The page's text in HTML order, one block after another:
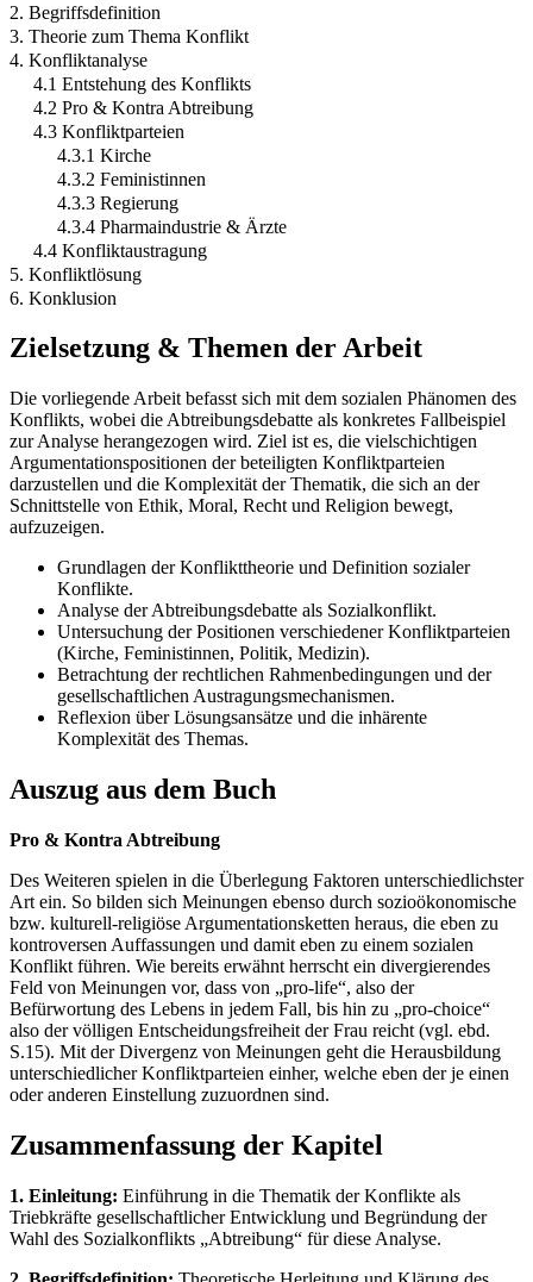
2. Begriffsdefinition
3. Theorie zum Thema Konflikt
4. Konfliktanalyse
4.1 Entstehung des Konflikts
4.2 Pro & Kontra Abtreibung
4.3 Konfliktparteien
4.3.1 Kirche
4.3.2 Feministinnen
4.3.3 Regierung
4.3.4 Pharmaindustrie & Ärzte
4.4 Konfliktaustragung
5. Konfliktlösung
6. Konklusion
Zielsetzung & Themen der Arbeit
Die vorliegende Arbeit befasst sich mit dem sozialen Phänomen des
Konflikts, wobei die Abtreibungsdebatte als konkretes Fallbeispiel
zur Analyse herangezogen wird. Ziel ist es, die vielschichtigen
Argumentationspositionen der beteiligten Konfliktparteien
darzustellen und die Komplexität der Thematik, die sich an der
Schnittstelle von Ethik, Moral, Recht und Religion bewegt,
aufzuzeigen.
Grundlagen der Konflikttheorie und Definition sozialer
Konflikte.
Analyse der Abtreibungsdebatte als Sozialkonflikt.
Untersuchung der Positionen verschiedener Konfliktparteien
(Kirche, Feministinnen, Politik, Medizin).
Betrachtung der rechtlichen Rahmenbedingungen und der
gesellschaftlichen Austragungsmechanismen.
Reflexion über Lösungsansätze und die inhärente
Komplexität des Themas.
Auszug aus dem Buch
Pro & Kontra Abtreibung
Des Weiteren spielen in die Überlegung Faktoren unterschiedlichster
Art ein. So bilden sich Meinungen ebenso durch sozioökonomische
bzw. kulturell-religiöse Argumentationsketten heraus, die eben zu
kontroversen Auffassungen und damit eben zu einem sozialen
Konflikt führen. Wie bereits erwähnt herrscht ein divergierendes
Feld von Meinungen vor, dass von „pro-life“, also der
Befürwortung des Lebens in jedem Fall, bis hin zu „pro-choice“
also der völligen Entscheidungsfreiheit der Frau reicht (vgl. ebd.
S.15). Mit der Divergenz von Meinungen geht die Herausbildung
unterschiedlicher Konfliktparteien einher, welche eben der je einen
oder anderen Einstellung zuzuordnen sind.
Zusammenfassung der Kapitel
1. Einleitung: Einführung in die Thematik der Konflikte als
Triebkräfte gesellschaftlicher Entwicklung und Begründung der
Wahl des Sozialkonflikts „Abtreibung“ für diese Analyse.